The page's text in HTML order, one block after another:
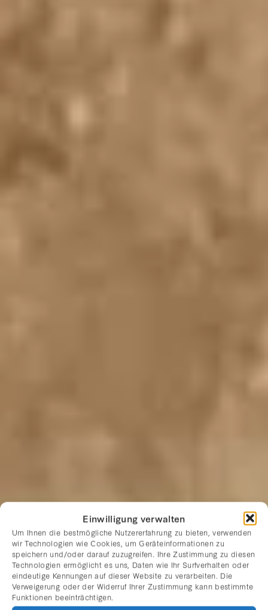
Einwilligung verwalten
Um Ihnen die bestmögliche Nutzererfahrung zu bieten, verwenden
wir Technologien wie Cookies, um Geräteinformationen zu
speichern und/oder darauf zuzugreifen. Ihre Zustimmung zu diesen
Technologien ermöglicht es uns, Daten wie Ihr Surfverhalten oder
eindeutige Kennungen auf dieser Website zu verarbeiten. Die
Verweigerung oder der Widerruf Ihrer Zustimmung kann bestimmte
Funktionen beeinträchtigen.